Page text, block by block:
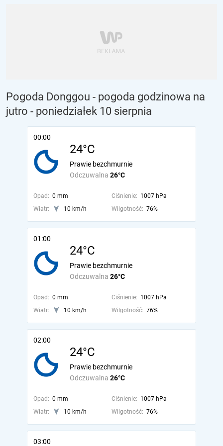
Pogoda Donggou - pogoda godzinowa na
jutro - poniedziałek 10 sierpnia
00:00
24°C
Odczuwalna 26°C
Prawie bezchmurnie
Opad: 0 mm Ciśnienie: 1007 hPa
Wiatr:
10 km/h Wilgotność: 76%
01:00
24°C
Odczuwalna 26°C
Prawie bezchmurnie
Opad: 0 mm Ciśnienie: 1007 hPa
Wiatr:
10 km/h Wilgotność: 76%
02:00
24°C
Odczuwalna 26°C
Prawie bezchmurnie
Opad: 0 mm Ciśnienie: 1007 hPa
Wiatr:
10 km/h Wilgotność: 76%
03:00